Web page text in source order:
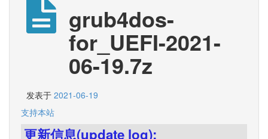
grub4dos-
for_UEFI-2021-
06-19.7z
发表于 2021-06-19
支持本站
更新信息(update log):